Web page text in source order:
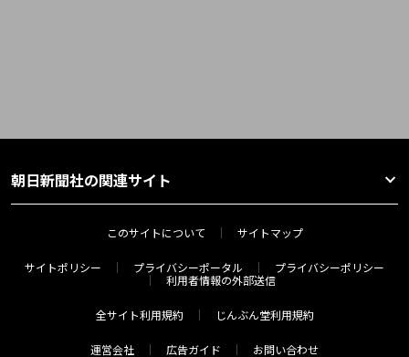
朝日新聞社の関連サイト
このサイトについて サイトマップ
サイトポリシー プライバシーポータル
プライバシーポリシー
利用者情報の外部送信
全サイト利用規約 じんぶん堂利用規約
運営会社 広告ガイド お問い合わせ